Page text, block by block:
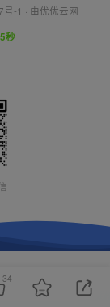
-1 · 由优优云网
秒
34